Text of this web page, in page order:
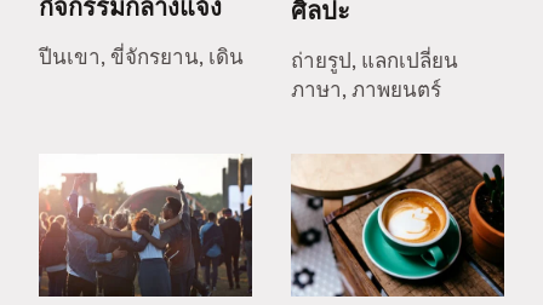
กิจกรรมกลางแจ้ง
ปีนเขา, ขี่จักรยาน, เดิน
ศิลปะ
ถ่ายรูป, แลกเปลี่ยน
ภาษา, ภาพยนตร์